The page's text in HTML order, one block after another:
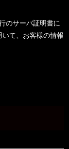
のサーバ証明書に
いて、お客様の情報